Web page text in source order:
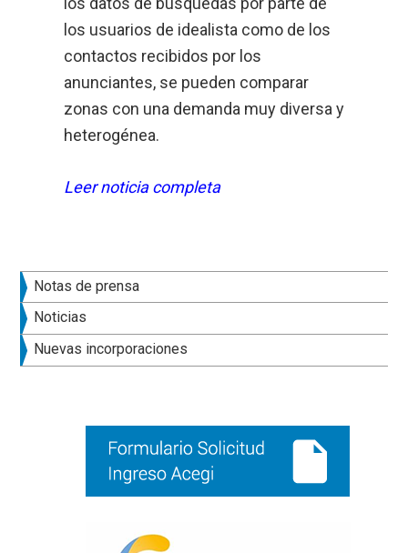
los usuarios de idealista como de los
contactos recibidos por los
anunciantes, se pueden comparar
zonas con una demanda muy diversa y
heterogénea.
Leer noticia completa
Barra
lateral
principal
Notas de prensa
Noticias
Nuevas incorporaciones